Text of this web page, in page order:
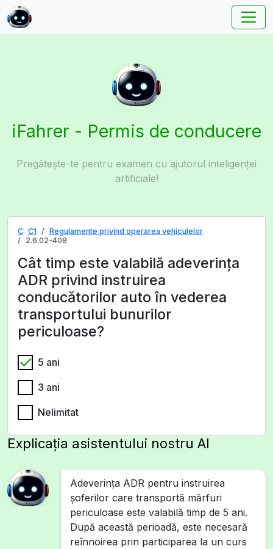
iFahrer - Permis de conducere
Pregătește-te pentru examen cu ajutorul inteligenței
artificiale!
C C1
Regulamente privind operarea vehiculelor
2.6.02-408
Cât timp este valabilă adeverinţa
ADR privind instruirea
conducătorilor auto în vederea
transportului bunurilor
periculoase?
5 ani
3 ani
Nelimitat
Explicația asistentului nostru AI
Adeverința ADR pentru instruirea
șoferilor care transportă mărfuri
periculoase este valabilă timp de 5 ani.
După această perioadă, este necesară
reînnoirea prin participarea la un curs